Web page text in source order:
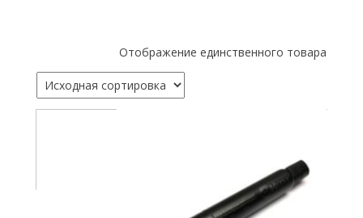
Отображение единственного товара